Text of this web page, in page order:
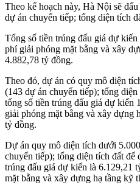
Theo kế hoạch này, Hà Nội sẽ
dự án chuyển tiếp; tổng diện tích
Tổng số tiền trúng đấu giá dự
phí giải phóng mặt bằng và xây
4.882,78 tỷ đồng.
Theo đó, dự án có quy mô diện
(143 dự án chuyển tiếp); tổng
tổng số tiền trúng đấu giá dự kiến
giải phóng mặt bằng và xây dựng
tỷ đồng.
Dự án quy mô diện tích dưới
chuyển tiếp); tổng diện tích đất để
trúng đấu giá dự kiến là 6.129,21
mặt bằng và xây dựng hạ tầng kỹ